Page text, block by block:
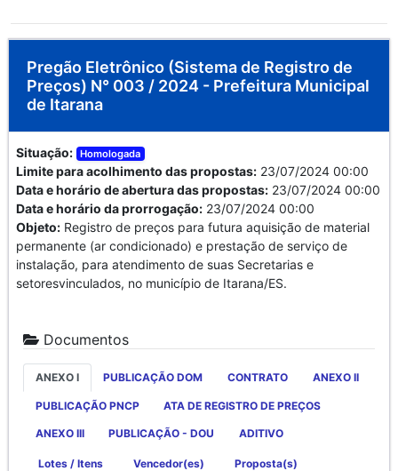
Pregão Eletrônico (Sistema de Registro de
Preços) N° 003 / 2024 - Prefeitura Municipal
de Itarana
Situação: Homologada
Limite para acolhimento das propostas: 23/07/2024 00:00
Data e horário de abertura das propostas: 23/07/2024 00:00
Data e horário da prorrogação: 23/07/2024 00:00
Objeto: Registro de preços para futura aquisição de material
permanente (ar condicionado) e prestação de serviço de
instalação, para atendimento de suas Secretarias e
setoresvinculados, no município de Itarana/ES.
Documentos
ANEXO I PUBLICAÇÃO DOM CONTRATO ANEXO II
PUBLICAÇÃO PNCP ATA DE REGISTRO DE PREÇOS
ANEXO III PUBLICAÇÃO - DOU ADITIVO
Lotes / Itens Vencedor(es) Proposta(s)